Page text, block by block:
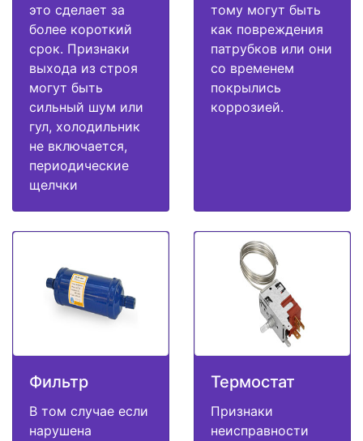
это сделает за
более короткий
срок. Признаки
выхода из строя
могут быть
сильный шум или
гул, холодильник
не включается,
периодические
щелчки
тому могут быть
как повреждения
патрубков или они
со временем
покрылись
коррозией.
Фильтр
В том случае если
нарушена
Термостат
Признаки
неисправности